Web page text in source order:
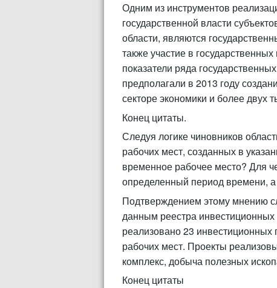
Одним из инструментов
государственной власти
области, являются
также участие в
показатели ряда
предполагали в 2013 году
секторе экономики и более
Конец цитаты.
Следуя логике чиновников
рабочих мест, созданных в
временное рабочее место? Для
определенный период времени, а
Подтверждением этому мнению
данным реестра инвестиционных
реализовано 23 инвестиционных
рабочих мест. Проекты
комплекс, добыча полезных
Конец цитаты